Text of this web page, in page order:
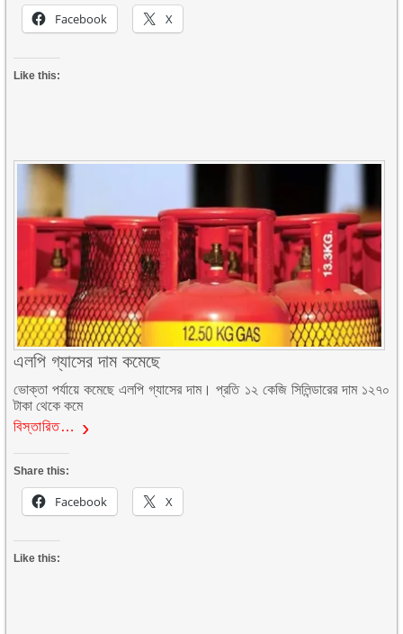
Facebook X
Like this:
এলপি গ্যাসের দাম কমেছে
ভোক্তা পর্যায়ে কমেছে এলপি গ্যাসের দাম। প্রতি ১২ কেজি সিলিন্ডারের দাম ১২৭০
টাকা থেকে কমে
বিস্তারিত…
Share this:
Facebook X
Like this: